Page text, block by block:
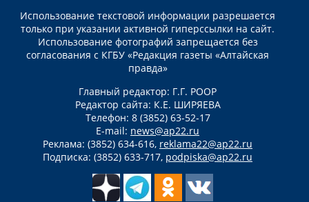
Использование текстовой информации разрешается
только при указании активной гиперссылки на сайт.
Использование фотографий запрещается без
согласования с КГБУ «Редакция газеты «Алтайская
правда»
Главный редактор: Г.Г. РООР
Редактор сайта: К.Е. ШИРЯЕВА
Телефон: 8 (3852) 63-52-17
E-mail: news@ap22.ru
Реклама: (3852) 634-616, reklama22@ap22.ru
Подписка: (3852) 633-717, podpiska@ap22.ru